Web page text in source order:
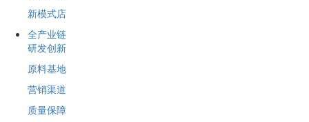
新模式店
全产业链
研发创新
原料基地
营销渠道
质量保障